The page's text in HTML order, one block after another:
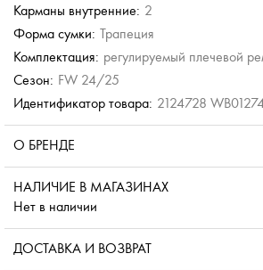
Карманы внутренние: 2
Форма сумки: Трапеция
Комплектация: регулируемый плечевой
Сезон: FW 24/25
Идентификатор товара: 2124728
О БРЕНДЕ
НАЛИЧИЕ В МАГАЗИНАХ
Нет в наличии
ДОСТАВКА И ВОЗВРАТ